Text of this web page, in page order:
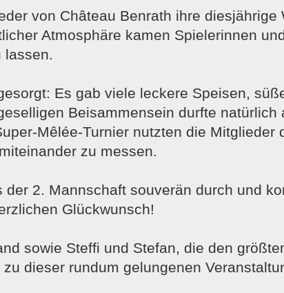
von Château Benrath ihre diesjährige
Atmosphäre kamen Spielerinnen
lassen.
Es gab viele leckere Speisen,
Beisammensein durfte
Mêlée-Turnier nutzten die Mitglieder
zu messen.
2. Mannschaft souverän durch und
Glückwunsch!
sowie Steffi und Stefan, die den
dieser rundum gelungenen